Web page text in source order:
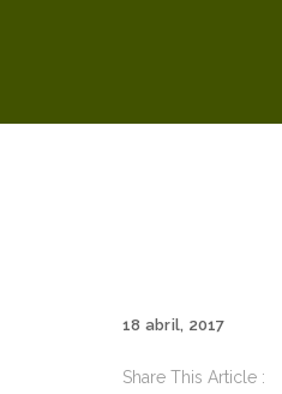
18 abril, 2017
Share This Article :